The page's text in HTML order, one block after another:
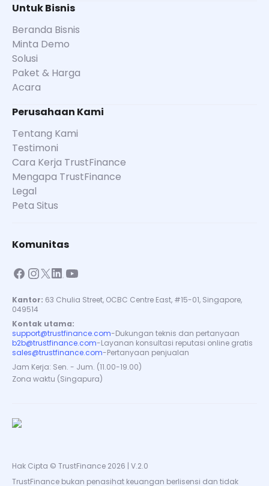
Untuk Bisnis
Beranda Bisnis
Minta Demo
Solusi
Paket & Harga
Acara
Perusahaan Kami
Tentang Kami
Testimoni
Cara Kerja TrustFinance
Mengapa TrustFinance
Legal
Peta Situs
Komunitas
Kantor: 63 Chulia Street, OCBC Centre East, #15-01, Singapore,
049514
Kontak utama:
support@trustfinance.com-Dukungan teknis dan pertanyaan
b2b@trustfinance.com-Layanan konsultasi reputasi online gratis
sales@trustfinance.com-Pertanyaan penjualan
Jam Kerja: Sen. - Jum. (11.00-19.00)
Zona waktu (Singapura)
Hak Cipta © TrustFinance 2026 | V.2.0
TrustFinance bukan penasihat keuangan berlisensi dan tidak